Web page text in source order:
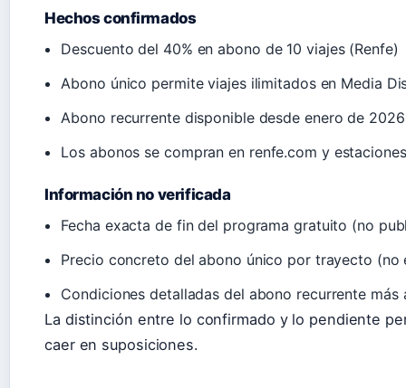
Hechos confirmados
Descuento del 40% en abono de 10 viajes (Renfe)
Abono único permite viajes ilimitados en Media
Abono recurrente disponible desde enero de
Los abonos se compran en renfe.com y
Información no verificada
Fecha exacta de fin del programa gratuito (no
Precio concreto del abono único por trayecto (no
Condiciones detalladas del abono recurrente
La distinción entre lo confirmado y lo pendiente
caer en suposiciones.